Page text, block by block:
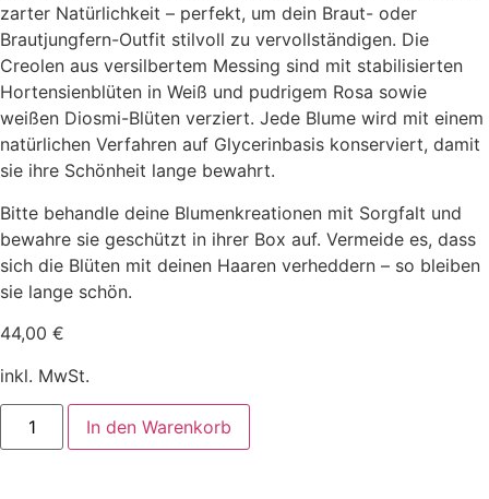
zarter Natürlichkeit – perfekt, um dein Braut- oder
Brautjungfern-Outfit stilvoll zu vervollständigen. Die
Creolen aus versilbertem Messing sind mit stabilisierten
Hortensienblüten in Weiß und pudrigem Rosa sowie
weißen Diosmi-Blüten verziert. Jede Blume wird mit einem
natürlichen Verfahren auf Glycerinbasis konserviert, damit
sie ihre Schönheit lange bewahrt.
Bitte behandle deine Blumenkreationen mit Sorgfalt und
bewahre sie geschützt in ihrer Box auf. Vermeide es, dass
sich die Blüten mit deinen Haaren verheddern – so bleiben
sie lange schön.
44,00 €
inkl. MwSt.
In den Warenkorb